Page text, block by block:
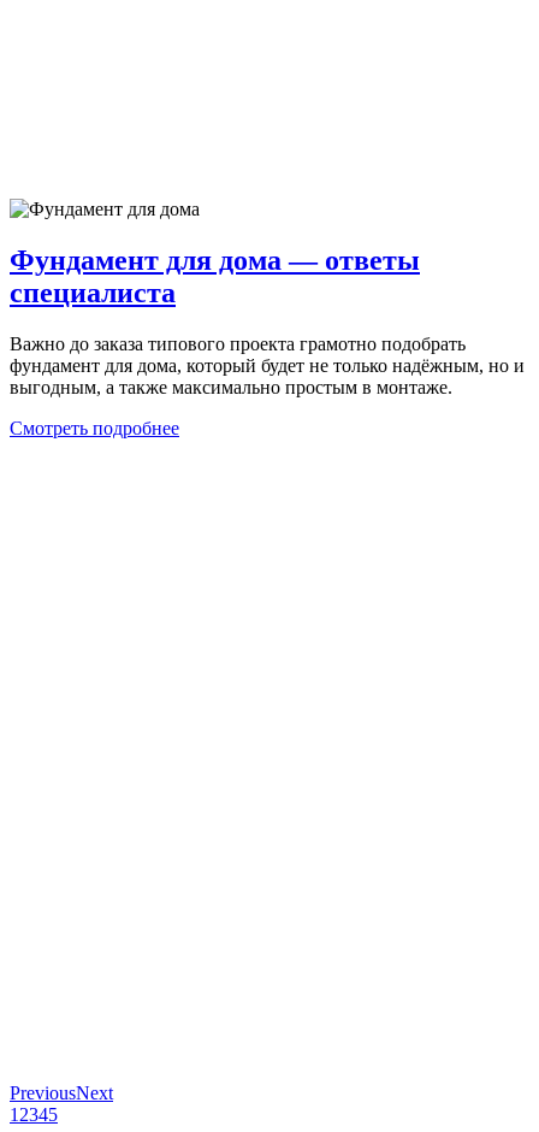
Фундамент для дома — ответы
специалиста
Важно до заказа типового проекта грамотно подобрать
фундамент для дома, который будет не только надёжным, но и
выгодным, а также максимально простым в монтаже.
Смотреть подробнее
PreviousNext
1 2345